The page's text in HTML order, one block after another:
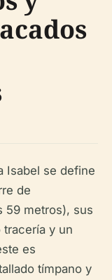
Isabel se define
de
59 metros), sus
tracería y un
es
tímpano y